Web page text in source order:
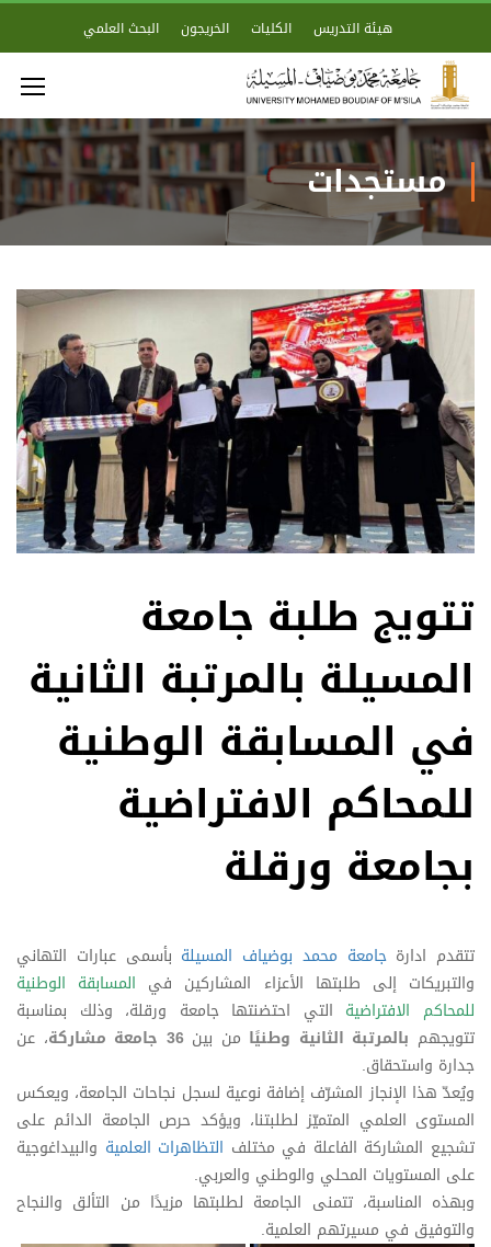
هيئة التدريس الكليات الخريجون البحث العلمي
مستجدات
تتويج طلبة جامعة
المسيلة بالمرتبة الثانية
في المسابقة الوطنية
للمحاكم الافتراضية
بجامعة ورقلة
تتقدم ادارةجامعة محمد بوضياف المسيلة بأسمى عبارات التهاني
والتبريكات إلى طلبتها الأعزاء المشاركين في المسابقة الوطنية
للمحاكم الافتراضية التي احتضنتها جامعة ورقلة، وذلك بمناسبة
تتويجهم بالمرتبة الثانية وطنيًا من بين36 جامعة مشاركة
، عن
جدارة واستحقاق.
ويُعدّ هذا الإنجاز المشرّف إضافة نوعية لسجل نجاحات الجامعة، ويعكس
المستوى العلمي المتميّز لطلبتنا، ويؤكد حرص الجامعة الدائم على
تشجيع المشاركة الفاعلة في مختلف التظاهرات العلمية والبيداغوجية
على المستويات المحلي والوطني والعربي.
وبهذه المناسبة، تتمنى الجامعة لطلبتها مزيدًا من التألق والنجاح
والتوفيق في مسيرتهم العلمية.